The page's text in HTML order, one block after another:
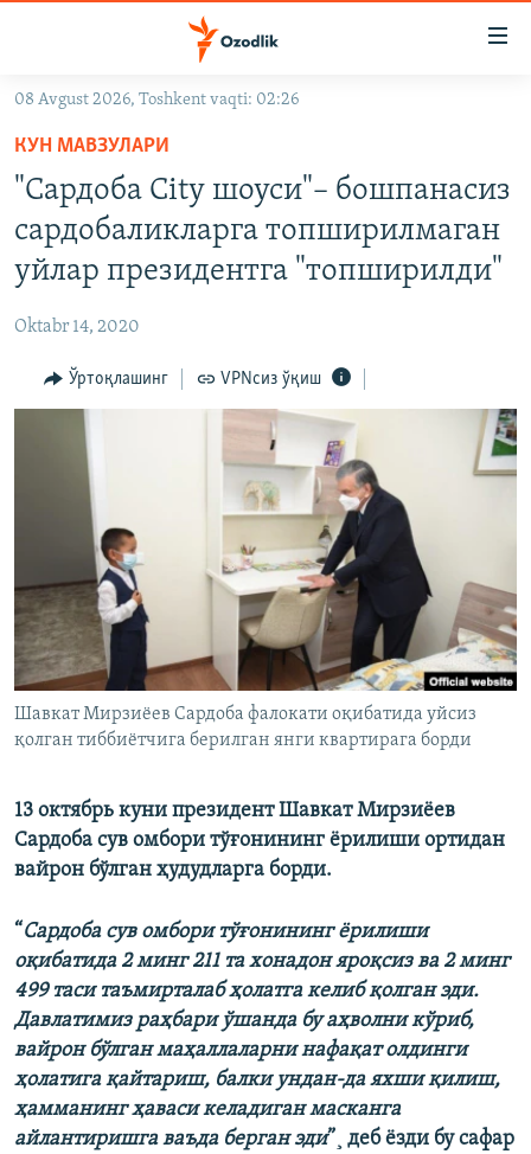
Асосий
навигацияга
ўтинг
Қидиришга
ўтинг
OZODVIDEO
OZODARXIV
На русском
ИЖТИМОИЙ ТАРМОҚЛАР
Озодлик бошқа тилларда
08 Avgust 2026, Toshkent vaqti: 02:26
КУН МАВЗУЛАРИ
"Сардоба City шоуси"– бошпанасиз
сардобаликларга топширилмаган
уйлар президентга "топширилди"
Oktabr 14, 2020
Ўртоқлашинг VPNсиз ўқиш
Шавкат Мирзиëев Сардоба фалокати оқибатида уйсиз
қолган тиббиëтчига берилган янги квартирага борди
13 октябрь куни президент Шавкат Мирзиëев
Сардоба сув омбори тўғонининг ëрилиши ортидан
вайрон бўлган ҳудудларга борди.
“Сардоба сув омбори тўғонининг ёрилиши
оқибатида 2 минг 211 та хонадон яроқсиз ва 2 минг
499 таси таъмирталаб ҳолатга келиб қолган эди.
Давлатимиз раҳбари ўшанда бу аҳволни кўриб,
вайрон бўлган маҳаллаларни нафақат олдинги
ҳолатига қайтариш, балки ундан-да яхши қилиш,
ҳамманинг ҳаваси келадиган масканга
айлантиришга ваъда берган эди”¸ деб ëзди бу сафар